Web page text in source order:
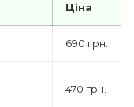
Ціна
690 грн.
470 грн.